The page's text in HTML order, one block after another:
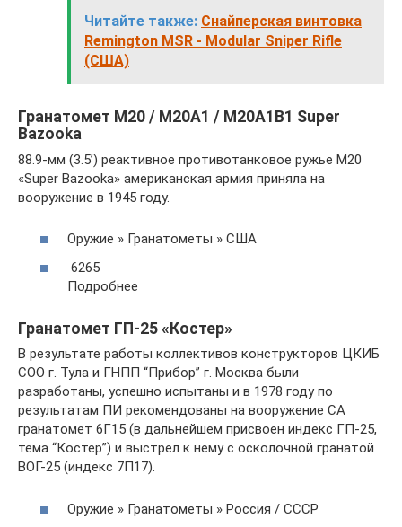
Читайте также: Снайперская винтовка
Remington MSR - Modular Sniper Rifle
(США)
Гранатомет М20 / М20А1 / М20А1В1 Super
Bazooka
88.9-мм (3.5’) реактивное противотанковое ружье М20
«Super Bazooka» американская армия приняла на
вооружение в 1945 году.
Оружие » Гранатометы » США
6265
Подробнее
Гранатомет ГП-25 «Костер»
В результате работы коллективов конструкторов ЦКИБ
СОО г. Тула и ГНПП “Прибор” г. Москва были
разработаны, успешно испытаны и в 1978 году по
результатам ПИ рекомендованы на вооружение СА
гранатомет 6Г15 (в дальнейшем присвоен индекс ГП-25,
тема “Костер”) и выстрел к нему с осколочной гранатой
ВОГ-25 (индекс 7П17).
Оружие » Гранатометы » Россия / СССР